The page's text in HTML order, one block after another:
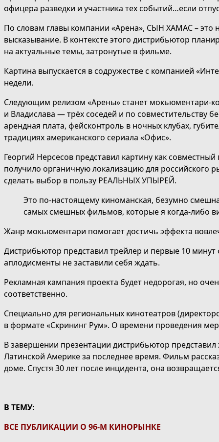
офицера разведки и участника тех событий…если
По словам главы компании «Арена», СЫН ХАМАС – это
высказывание. В контексте этого дистрибьютор
на актуальные темы, затронутые в фильме.
Картина выпускается в содружестве с компанией
недели.
Следующим релизом «Арены» станет мокьюментари-
и Владислава — трёх соседей и по
арендная плата, фейсконтроль в ночных клубах,
традициях американского сериала «Офис».
Георгий Нерсесов представил картину как
получило органичную локализацию для российского
сделать выбор в пользу РЕАЛЬНЫХ УПЫРЕЙ.
Это по-настоящему киноманская, безумно
самых смешных фильмов, которые я когда-либо
Жанр мокьюментари помогает достичь эффекта
Дистрибьютор представил трейлер и первые 10
аплодисменты не заставили себя ждать.
Рекламная кампания проекта будет недорогая, но
соответственно.
Специально для региональных кинотеатров
в формате «Скрининг Рум». О времени проведения
В завершении презентации дистрибьютор
Латинской Америке за последнее время. Фильм
доме. Спустя 30 лет после инцидента, она
В ТЕМУ:
ВСЕ ПУБЛИКАЦИИ О 96-М КИНОРЫНКЕ